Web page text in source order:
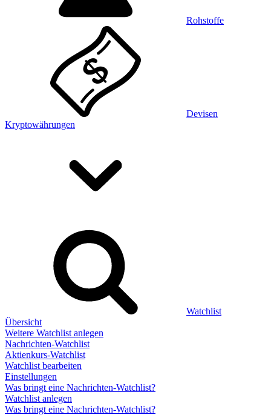
Rohstoffe
Devisen
Kryptowährungen
Watchlist
Übersicht
Weitere Watchlist anlegen
Nachrichten-Watchlist
Aktienkurs-Watchlist
Watchlist bearbeiten
Einstellungen
Was bringt eine Nachrichten-Watchlist?
Watchlist anlegen
Was bringt eine Nachrichten-Watchlist?